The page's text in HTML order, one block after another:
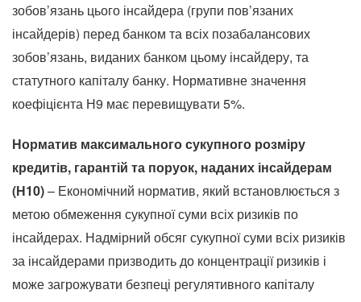
зобов’язань цього інсайдера (групи пов’язаних
інсайдерів) перед банком та всіх позабалансових
зобов’язань, виданих банком цьому інсайдеру, та
статутного капіталу банку. Нормативне значення
коефіцієнта Н9 має перевищувати 5%.
Норматив максимального сукупного розміру
кредитів, гарантій та поруок, наданих інсайдерам
(Н10)– Економічний норматив, який встановлюється з
метою обмеження сукупної суми всіх ризиків по
інсайдерах. Надмірний обсяг сукупної суми всіх ризиків
за інсайдерами призводить до концентрації ризиків і
може загрожувати безпеці регулятивного капіталу